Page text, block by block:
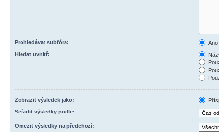
Prohledávat subfóra:
Ano
Hledat uvnitř:
Zobrazit výsledek jako:
Seřadit výsledky podle:
Omezit výsledky na předchozí: